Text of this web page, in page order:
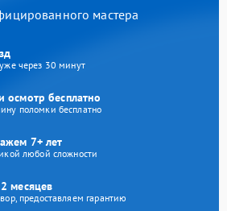
мастера
через 30 минут
осмотр бесплатно
поломки бесплатно
7+ лет
любой сложности
месяцев
предоставляем гарантию